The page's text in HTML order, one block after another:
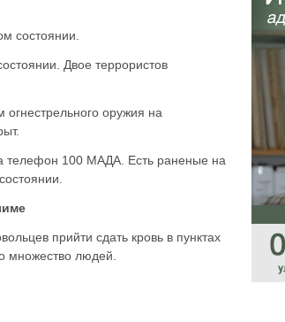
состоянии.
Двое террористов
оружия на
телефон 100 МАДА. Есть раненые на
прийти сдать кровь в пунктах
множество людей.